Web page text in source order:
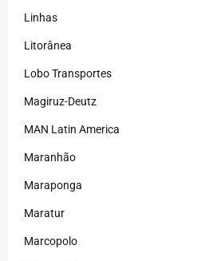
Linhas
Litorânea
Lobo Transportes
Magiruz-Deutz
MAN Latin America
Maranhão
Maraponga
Maratur
Marcopolo